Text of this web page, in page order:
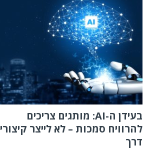
בעידן ה-AI: מותגים צריכים
להרוויח סמכות – לא לייצר קיצורי
דרך